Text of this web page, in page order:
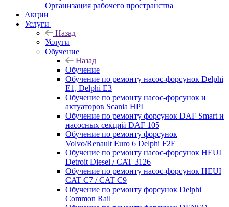
Организация рабочего пространства
Акции
Услуги
Назад
Услуги
Обучение
Назад
Обучение
Обучение по ремонту насос-форсунок Delphi
E1, Delphi E3
Обучение по ремонту насос-форсунок и
актуаторов Scania HPI
Обучение по ремонту форсунок DAF Smart и
насосных секций DAF 105
Обучение по ремонту форсунок
Volvo/Renault Euro 6 Delphi F2E
Обучение по ремонту насос-форсунок HEUI
Detroit Diesel / CAT 3126
Обучение по ремонту насос-форсунок HEUI
CAT C7 / CAT C9
Обучение по ремонту форсунок Delphi
Common Rail